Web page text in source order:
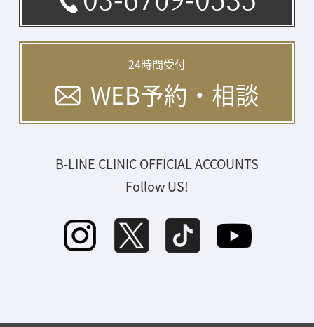
24時間受付
WEB予約・相談
B-LINE CLINIC OFFICIAL ACCOUNTS
Follow US!